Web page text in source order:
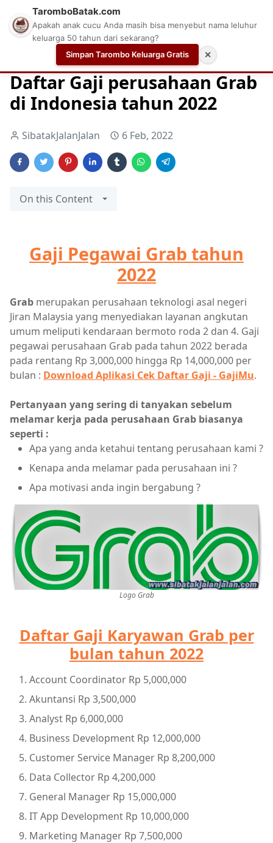
Aplikasi Cek Gaji Cek Gaji Daftar Gaji Karyawan
Daftar Gaji perusahaan Grab
di Indonesia tahun 2022
SibatakJalanJalan 6 Feb, 2022
On this Content
Gaji Pegawai Grab tahun
2022
Grab merupakan perusahaan teknologi asal negeri
Jiran Malaysia yang menyediakan layanan angkutan
umum meliputi kendaraan bermoto roda 2 dan 4. Gaji
pegawai perusahaan Grab pada tahun 2022 berada
pada rentang Rp 3,000,000 hingga Rp 14,000,000 per
bulan : Download Aplikasi Cek Daftar Gaji - GajiMu.
Pertanyaan yang sering di tanyakan sebelum
melamar kerja pada perusahaan Grab biasanya
seperti :
Apa yang anda ketahui tentang perusahaan kami ?
Kenapa anda melamar pada perusahaan ini ?
Apa motivasi anda ingin bergabung ?
Logo Grab
Daftar Gaji Karyawan Grab per
bulan tahun 2022
Account Coordinator Rp 5,000,000
Akuntansi Rp 3,500,000
Analyst Rp 6,000,000
Business Development Rp 12,000,000
Customer Service Manager Rp 8,200,000
Data Collector Rp 4,200,000
General Manager Rp 15,000,000
IT App Development Rp 10,000,000
Marketing Manager Rp 7,500,000
TaromboBatak.com
Apakah anak cucu Anda masih bisa menyebut nama leluhur
keluarga 50 tahun dari sekarang?
Simpan Tarombo Keluarga Gratis
✕